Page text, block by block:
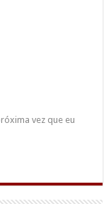
vez que eu